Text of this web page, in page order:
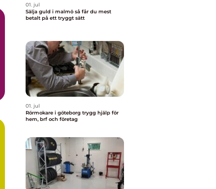
01. jul
Sälja guld i malmö så får du mest
betalt på ett tryggt sätt
01. jul
Rörmokare i göteborg trygg hjälp för
hem, brf och företag